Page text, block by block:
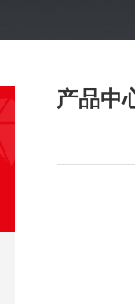
产品中